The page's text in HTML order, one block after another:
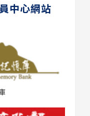
中心網站